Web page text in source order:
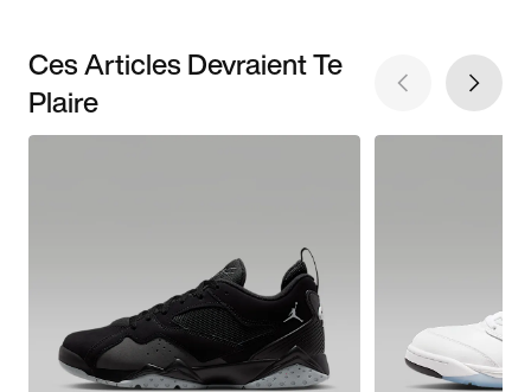
Ces Articles Devraient Te
Plaire